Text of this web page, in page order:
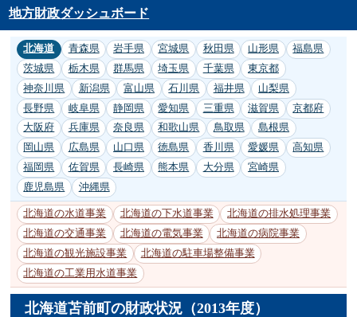
地方財政ダッシュボード
北海道 青森県 岩手県 宮城県 秋田県 山形県
福島県
茨城県
栃木県 群馬県 埼玉県 千葉県
東京都
神奈川県
新潟県 富山県 石川県 福井県
山梨県
長野県
岐阜県 静岡県 愛知県 三重県 滋賀県
京都府
大阪府
兵庫県 奈良県 和歌山県 鳥取県
島根県
岡山県
広島県 山口県 徳島県 香川県 愛媛県
高知県
福岡県
佐賀県 長崎県 熊本県 大分県
宮崎県
鹿児島県
沖縄県
北海道の水道事業 北海道の下水道事業
北海道の排水処理事業
北海道の交通事業
北海道の電気事業
北海道の病院事業
北海道の観光施設事業
北海道の駐車場整備事業
北海道の工業用水道事業
北海道苫前町の財政状況（2013年度）